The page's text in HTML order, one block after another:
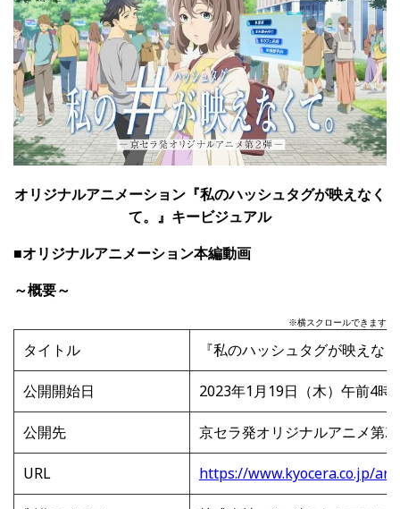
オリジナルアニメーション『私のハッシュタグが映えなく
て。』キービジュアル
■オリジナルアニメーション本編動画
～概要～
※横スクロールできます
タイトル 『私のハッシュタグが映えな
公開開始日 2023年1月19日（木）午前4時
公開先 京セラ発オリジナルアニメ第2
URL https://www.kyocera.co.jp/